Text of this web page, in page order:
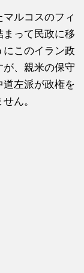
ルコスのフィ
まって民政に移
このイラン政
、親米の保守
左派が政権を
ん。